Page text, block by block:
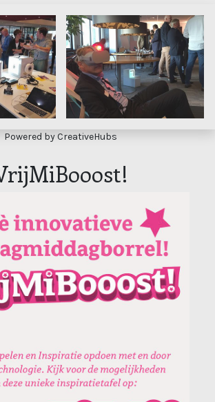
Powered by CreativeHubs